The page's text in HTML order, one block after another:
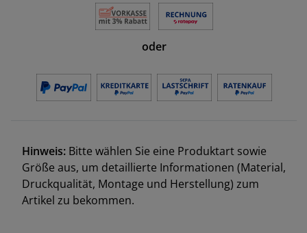
oder
Hinweis: Bitte wählen Sie eine Produktart sowie
Größe aus, um detaillierte Informationen (Material,
Druckqualität, Montage und Herstellung) zum
Artikel zu bekommen.